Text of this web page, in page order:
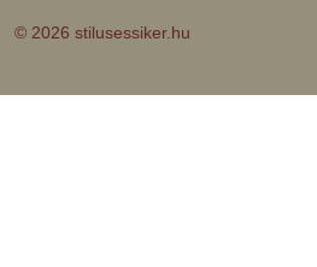
© 2026 stilusessiker.hu